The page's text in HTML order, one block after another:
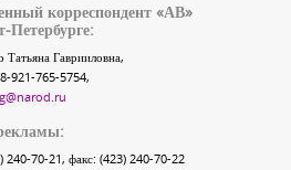
корреспондент «АВ»
Петербурге:
Татьяна Гаврииловна,
921-765-5754,
240-70-21, факс: (423) 240-70-22